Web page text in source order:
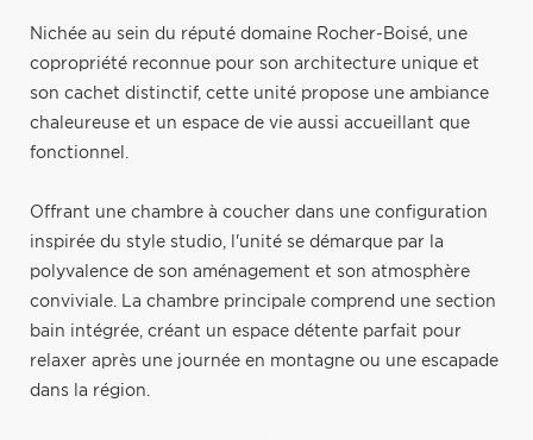
Nichée au sein du réputé domaine Rocher-Boisé, une
copropriété reconnue pour son architecture unique et
son cachet distinctif, cette unité propose une ambiance
chaleureuse et un espace de vie aussi accueillant que
fonctionnel.
Offrant une chambre à coucher dans une configuration
inspirée du style studio, l'unité se démarque par la
polyvalence de son aménagement et son atmosphère
conviviale. La chambre principale comprend une section
bain intégrée, créant un espace détente parfait pour
relaxer après une journée en montagne ou une escapade
dans la région.